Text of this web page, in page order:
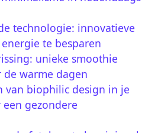
technologie: innovatieve
te besparen
unieke smoothie
de warme dagen
van biophilic design in je
gezondere